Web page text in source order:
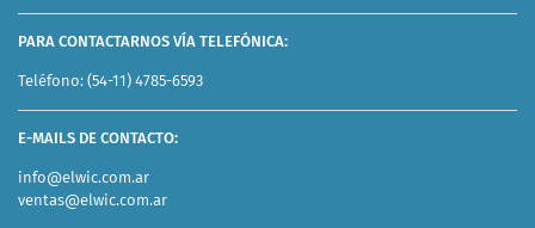
PARA CONTACTARNOS VÍA TELEFÓNICA:
Teléfono:(54-11) 4785-6593
E-MAILS DE CONTACTO:
info@elwic.com.ar
ventas@elwic.com.ar